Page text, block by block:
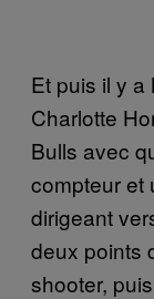
Et puis il y a
Charlotte
Bulls avec
compteur et
dirigeant
deux points
shooter,